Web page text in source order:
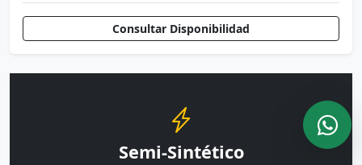
Consultar Disponibilidad
Semi-Sintético